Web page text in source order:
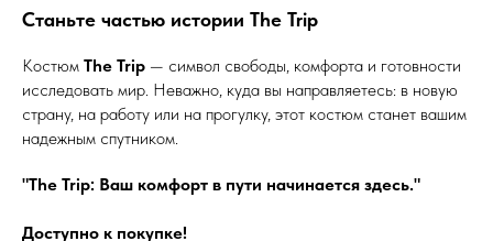
Станьте частью истории The Trip
Костюм The Trip — символ свободы, комфорта и готовности
исследовать мир. Неважно, куда вы направляетесь: в новую
страну, на работу или на прогулку, этот костюм станет вашим
надежным спутником.
"The Trip: Ваш комфорт в пути начинается здесь."
Доступно к покупке!